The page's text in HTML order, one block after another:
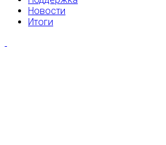
Новости
Итоги